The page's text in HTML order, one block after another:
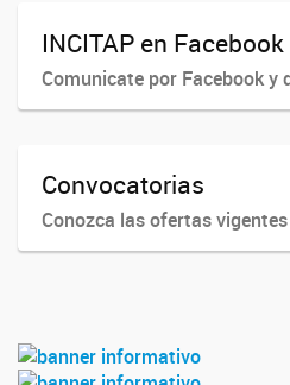
INCITAP en Facebook
Comunicate por Facebook y
Convocatorias
Conozca las ofertas vigentes